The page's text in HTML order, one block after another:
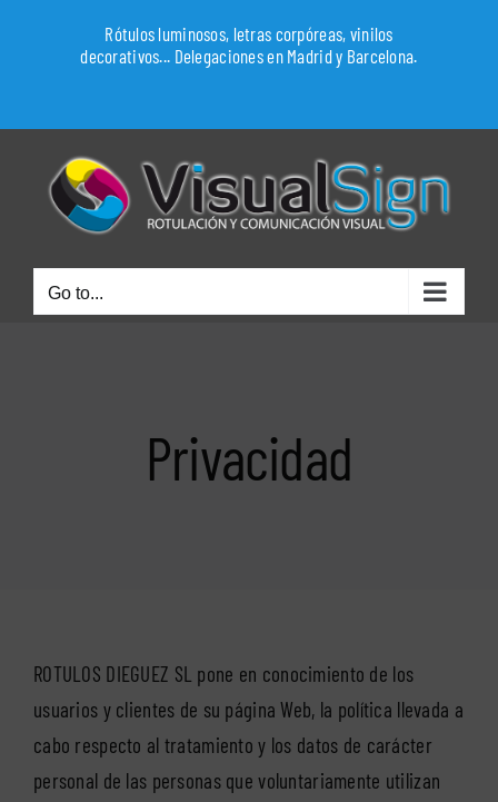
Rótulos luminosos, letras corpóreas, vinilos
decorativos... Delegaciones en Madrid y Barcelona.
Go to...
Privacidad
ROTULOS DIEGUEZ SL pone en conocimiento de los
usuarios y clientes de su página Web, la política llevada a
cabo respecto al tratamiento y los datos de carácter
personal de las personas que voluntariamente utilizan